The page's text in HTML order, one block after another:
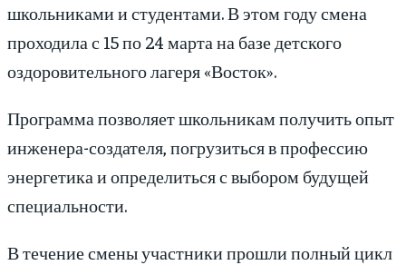
школьниками и студентами. В этом году смена
проходила с 15 по 24 марта на базе детского
оздоровительного лагеря «Восток».
Программа позволяет школьникам получить опыт
инженера-создателя, погрузиться в профессию
энергетика и определиться с выбором будущей
специальности.
В течение смены участники прошли полный цикл